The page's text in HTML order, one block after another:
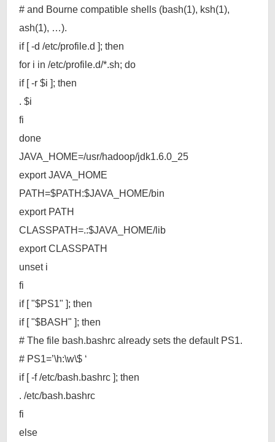
# and Bourne compatible shells (bash(1), ksh(1),
ash(1), …).
if [ -d /etc/profile.d ]; then
for i in /etc/profile.d/*.sh; do
if [ -r $i ]; then
. $i
fi
done
JAVA_HOME=/usr/hadoop/jdk1.6.0_25
export JAVA_HOME
PATH=$PATH:$JAVA_HOME/bin
export PATH
CLASSPATH=.:$JAVA_HOME/lib
export CLASSPATH
unset i
fi
if [ "$PS1" ]; then
if [ "$BASH" ]; then
# The file bash.bashrc already sets the default PS1.
# PS1=’\h:\w\$ ‘
if [ -f /etc/bash.bashrc ]; then
. /etc/bash.bashrc
fi
else